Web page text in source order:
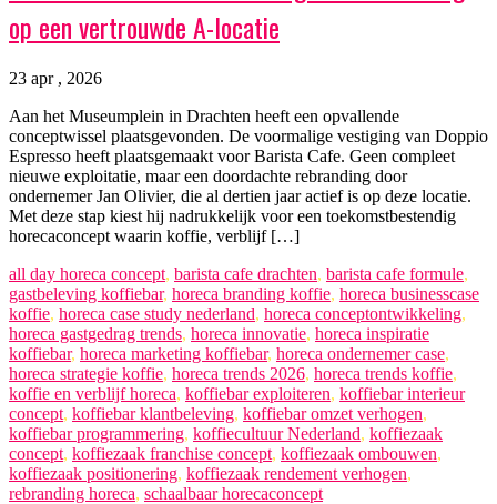
op een vertrouwde A-locatie
23 apr , 2026
Aan het Museumplein in Drachten heeft een opvallende
conceptwissel plaatsgevonden. De voormalige vestiging van Doppio
Espresso heeft plaatsgemaakt voor Barista Cafe. Geen compleet
nieuwe exploitatie, maar een doordachte rebranding door
ondernemer Jan Olivier, die al dertien jaar actief is op deze locatie.
Met deze stap kiest hij nadrukkelijk voor een toekomstbestendig
horecaconcept waarin koffie, verblijf […]
all day horeca concept, barista cafe drachten, barista cafe formule,
gastbeleving koffiebar, horeca branding koffie, horeca businesscase
koffie, horeca case study nederland, horeca conceptontwikkeling,
horeca gastgedrag trends, horeca innovatie, horeca inspiratie
koffiebar, horeca marketing koffiebar, horeca ondernemer case,
horeca strategie koffie, horeca trends 2026, horeca trends koffie,
koffie en verblijf horeca, koffiebar exploiteren, koffiebar interieur
concept, koffiebar klantbeleving, koffiebar omzet verhogen,
koffiebar programmering, koffiecultuur Nederland, koffiezaak
concept, koffiezaak franchise concept, koffiezaak ombouwen,
koffiezaak positionering, koffiezaak rendement verhogen,
rebranding horeca, schaalbaar horecaconcept